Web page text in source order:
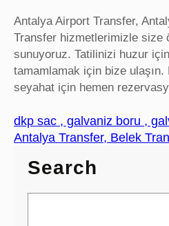
Antalya Airport Transfer,
Transfer hizmetlerimizle size
sunuyoruz. Tatilinizi huzur
tamamlamak için bize
seyahat için hemen
dkp sac , galvaniz boru ,
Antalya Transfer, Belek
Search